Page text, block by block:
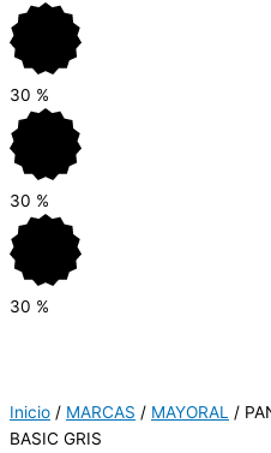
30 %
30 %
30 %
Inicio / MARCAS / MAYORAL
/
BASIC GRIS